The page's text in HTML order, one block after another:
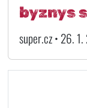
byznys
super.cz • 26.